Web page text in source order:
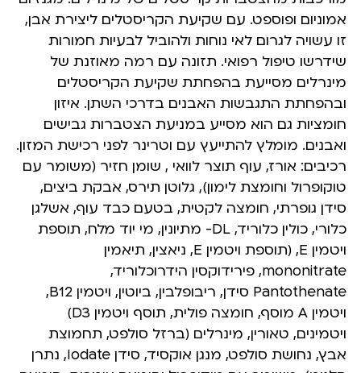
אמוניום ופוספט. עם שקיעת הקריסטלים ליצירת אבן,
זו עשויה לגרום לאי נוחות ולהוביל לבעיות חמורות
שידרשו טיפול רפואי. תזונה עם רמה מאוזנת של
מינרלים מסייעת בהפחתת שקיעת הקריסטלים
ובהפחתת התגבשות האבנים בדרכי השתן. איזון
חומציות גם הוא מסייע במניעת הצטברות גבישים
ואבנים. מומלץ להתייעץ עם וטרינר לפני רכישת המזון.
רכיבים: אורז, עוף תוצר לוואי , שומן חזיר (משומר עם
טוקופרול וחומצת לימון), גלוטן תירס, אבקת ביצים,
סידן גופרתי, חומצה לקטית, בטעם כבד עוף, אשלגן
כלורי, כולין כלוריד, DL- מתיונין, מי יוד מלח, תוספת
ויטמין E, (תוספת ויטמין E, ניאצין, תיאמין
mononitrate, פירידוקסין הידרוכלוריד,
Pantothenate סידן, ריבופלבין, ביוטין, ויטמין B12,
ויטמין A מוסף, חומצה פולית, תוסף ויטמין D3)
ויטמינים, טאורין, מינרלים (ברזל סולפט, תחמוצת
אבץ, נחושת סולפט, מנגן אוקסיד, סידן Iodate, נתרן